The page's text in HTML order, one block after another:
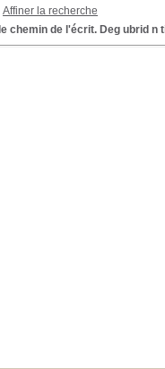
Affiner la recherche
chemin de l'écrit. Deg ubrid n